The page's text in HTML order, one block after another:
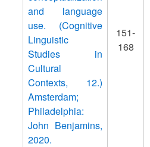
and language
use. (Cognitive
Linguistic
Studies in
Cultural
Contexts, 12.)
Amsterdam;
Philadelphia:
John Benjamins,
2020.
151-
168